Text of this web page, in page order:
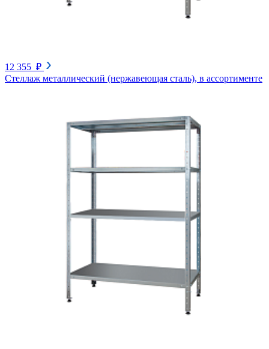
12 355 ₽
Стеллаж металлический (нержавеющая сталь), в ассортименте